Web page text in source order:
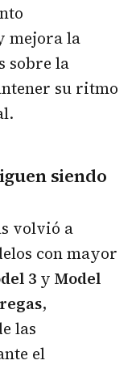
mejora la
sobre la
su ritmo
siendo
volvió a
con mayor
3 y Model
,
las
el